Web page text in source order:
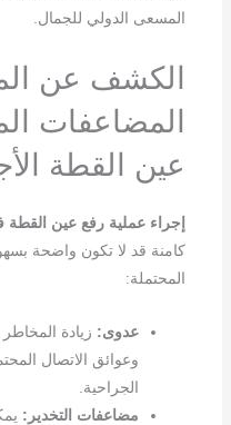
المسعى الدولي للجمال.
الكشف عن
المضاعفات
عين القطة
إجراء عملية رفع عين القطة
كامنة قد لا تكون واضحة
المحتملة:
عدوى: زيادة
وعوائق الاتصال
الجراحية.
مضاعفات التخدير: